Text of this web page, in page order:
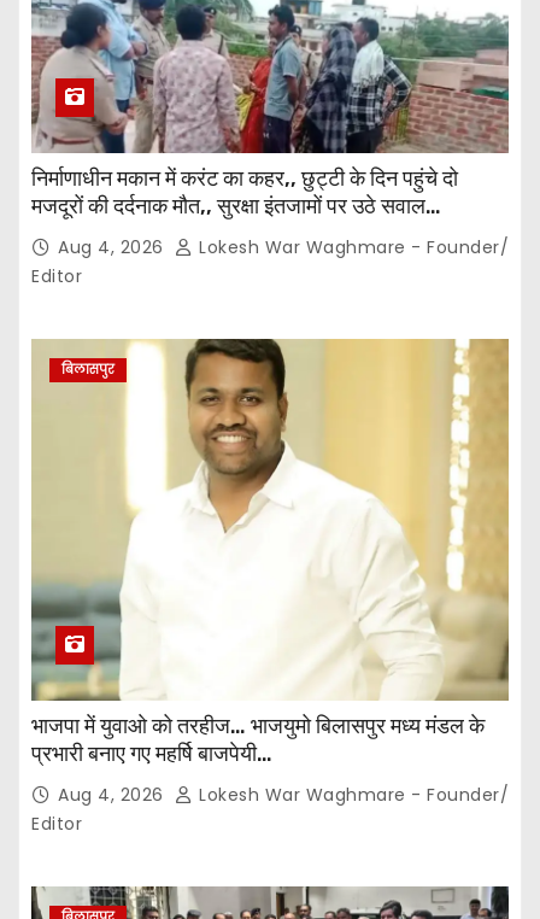
n
a
t
i
o
निर्माणाधीन मकान में करंट का कहर,, छुट्टी के दिन पहुंचे दो
मजदूरों की दर्दनाक मौत,, सुरक्षा इंतजामों पर उठे सवाल…
Aug 4, 2026
Lokesh War Waghmare - Founder/
Editor
बिलासपुर
भाजपा में युवाओ को तरहीज… भाजयुमो बिलासपुर मध्य मंडल के
प्रभारी बनाए गए महर्षि बाजपेयी…
Aug 4, 2026
Lokesh War Waghmare - Founder/
Editor